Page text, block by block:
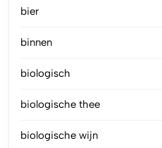
bier
binnen
biologisch
biologische thee
biologische wijn